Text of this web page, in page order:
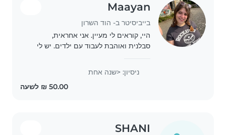
Maayan
בייביסיטר ב- הוד השרון
היי, קוראים לי מעיין. אני אחראית,
סבלנית ואוהבת לעבוד עם ילדים. יש לי
ולדאוג להם בסביבה בטוחה ונעימה. אני
ניסיון: <שנה אחת
SHANI